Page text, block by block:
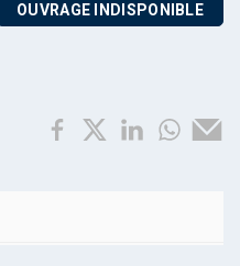
OUVRAGE INDISPONIBLE